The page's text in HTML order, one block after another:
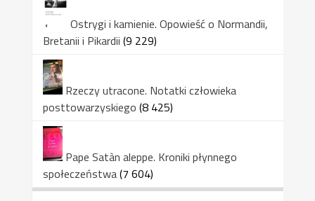
Ostrygi i kamienie. Opowieść o Normandii,
Bretanii i Pikardii (9 229)
Rzeczy utracone. Notatki człowieka
posttowarzyskiego (8 425)
Pape Satàn aleppe. Kroniki płynnego
społeczeństwa(7 604)